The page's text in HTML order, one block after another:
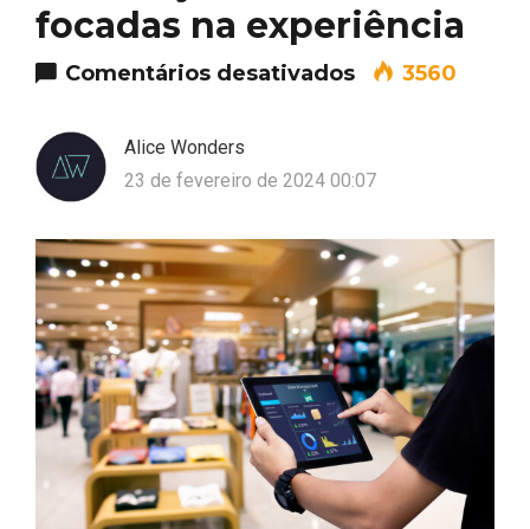
focadas na experiência
Comentários desativadosem 3560
Alice Wonders
23 de fevereiro de 2024 00:07